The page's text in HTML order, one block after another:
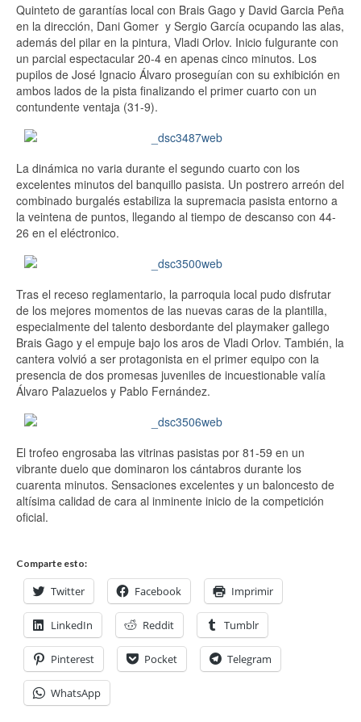
Quinteto de garantías local con Brais Gago y David Garcia Peña
en la dirección, Dani Gomer y Sergio García ocupando las alas,
además del pilar en la pintura, Vladi Orlov. Inicio fulgurante con
un parcial espectacular 20-4 en apenas cinco minutos. Los
pupilos de José Ignacio Álvaro proseguían con su exhibición en
ambos lados de la pista finalizando el primer cuarto con un
contundente ventaja (31-9).
La dinámica no varia durante el segundo cuarto con los
excelentes minutos del banquillo pasista. Un postrero arreón del
combinado burgalés estabiliza la supremacia pasista entorno a
la veintena de puntos, llegando al tiempo de descanso con 44-
26 en el eléctronico.
Tras el receso reglamentario, la parroquia local pudo disfrutar
de los mejores momentos de las nuevas caras de la plantilla,
especialmente del talento desbordante del playmaker gallego
Brais Gago y el empuje bajo los aros de Vladi Orlov. También, la
cantera volvió a ser protagonista en el primer equipo con la
presencia de dos promesas juveniles de incuestionable valía
Álvaro Palazuelos y Pablo Fernández.
El trofeo engrosaba las vitrinas pasistas por 81-59 en un
vibrante duelo que dominaron los cántabros durante los
cuarenta minutos. Sensaciones excelentes y un baloncesto de
altísima calidad de cara al inminente inicio de la competición
oficial.
Comparte esto:
Twitter Facebook Imprimir
LinkedIn Reddit Tumblr
Pinterest Pocket Telegram
WhatsApp